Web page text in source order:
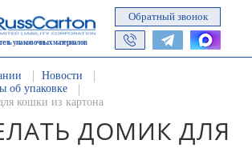
упаковочных материалов
Обратный звонок
Новости
об упаковке
кошки из картона
ДОМИК ДЛЯ